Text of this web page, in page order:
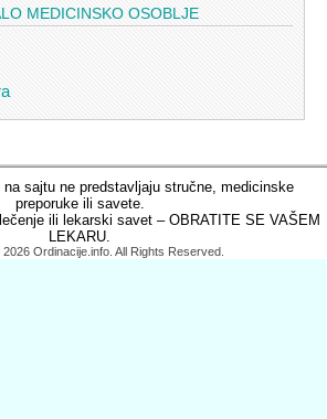
MEDICINSKO OSOBLJE
na sajtu ne predstavljaju stručne, medicinske
preporuke ili savete.
ili lekarski savet – OBRATITE SE VAŠEM
LEKARU.
Ordinacije.info. All Rights Reserved.